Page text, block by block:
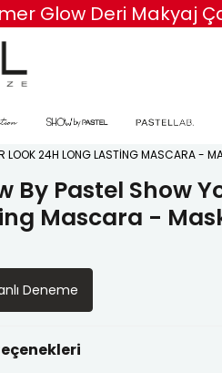
Kargo Bedava!
LOOK 24H LONG LASTING MASCARA -
By Pastel Show
Mascara -
Deneme